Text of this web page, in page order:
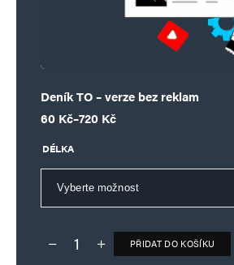
Deník TO – verze bez reklam
60 Kč–720 Kč
Rozpětí cen: 60 Kč až 720 Kč
DÉLKA
Deník TO – verze bez reklam množství
PŘIDAT DO KOŠÍKU